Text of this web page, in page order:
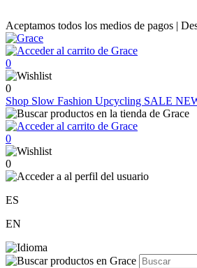
Aceptamos todos los medios de pagos |
0
0
Shop Slow Fashion Upcycling SALE
0
0
ES
EN